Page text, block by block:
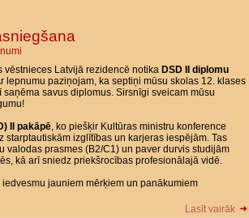
vēstnieces Latvijā rezidencē notika DSD II diplomu
lepnumu paziņojam, ka septiņi mūsu skolas 12. klases
savus diplomus. Sirsnīgi sveicam mūsu
II pakāpē, ko piešķir Kultūras ministru konference
starptautiskām izglītības un karjeras iespējām. Tas
valodas prasmes (B2/C1) un paver durvis studijām
kā arī sniedz priekšrocības profesionālajā vidē.
jauniem mērķiem un panākumiem
Lasīt vairāk